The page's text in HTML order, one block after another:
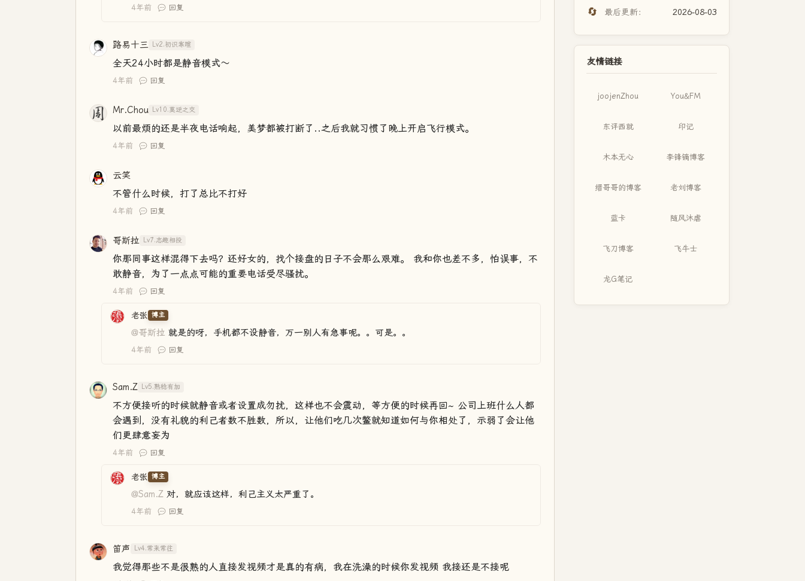
4年前 回复
路易十三 Lv2.初识寒暄
全天24小时都是静音模式～
4年前 回复
Mr.Chou Lv10.莫逆之交
以前最烦的还是半夜电话响起，美梦都被打断了..之后我就习惯了晚上开启飞行模式。
4年前 回复
云笑
不管什么时候，打了总比不打好
4年前 回复
哥斯拉 Lv7.志趣相投
你那同事这样混得下去吗？还好女的，找个接盘的日子不会那么艰难。 我和你也差不多，怕误事，不
敢静音，为了一点点可能的重要电话受尽骚扰。
4年前 回复
老张 博主
@哥斯拉 就是的呀，手机都不设静音，万一别人有急事呢。。可是。。
4年前 回复
Sam.Z Lv5.熟稔有加
不方便接听的时候就静音或者设置成勿扰，这样也不会震动，等方便的时候再回~ 公司上班什么人都
会遇到，没有礼貌的利己者数不胜数，所以，让他们吃几次鳖就知道如何与你相处了，示弱了会让他
们更肆意妄为
4年前 回复
老张 博主
@Sam.Z 对，就应该这样，利己主义太严重了。
4年前 回复
笛声 Lv4.常来常往
我觉得那些不是很熟的人直接发视频才是真的有病，我在洗澡的时候你发视频 我接还是不接呢
🔄 最后更新： 2026-08-03
友情链接
joojenZhou You&FM
东评西就 印记
木本无心 李锋镝博客
缙哥哥的博客 老刘博客
蓝卡 随风沐虐
飞刀博客 飞牛士
龙G笔记